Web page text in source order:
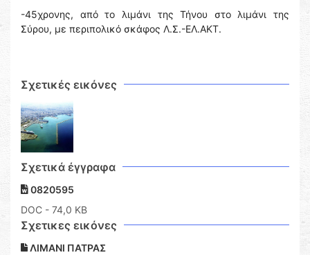
-45χρονης, από το λιμάνι της Τήνου στο λιμάνι της
Σύρου, με περιπολικό σκάφος Λ.Σ.-ΕΛ.ΑΚΤ.
Σχετικές εικόνες
Σχετικά έγγραφα
0820595
DOC - 74,0 KB
Σχετικες εικόνες
ΛΙΜΑΝΙ ΠΑΤΡΑΣ